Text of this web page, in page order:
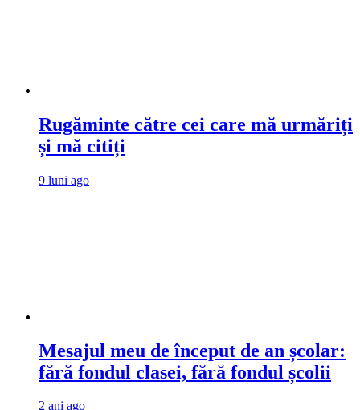
Rugăminte către cei care mă urmăriți
și mă citiți
9 luni ago
Mesajul meu de început de an școlar:
fără fondul clasei, fără fondul școlii
2 ani ago